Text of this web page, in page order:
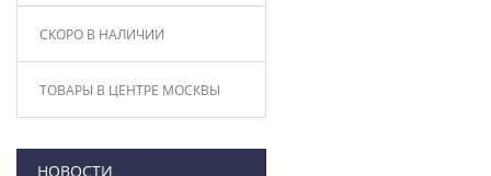
СКОРО В НАЛИЧИИ
ТОВАРЫ В ЦЕНТРЕ МОСКВЫ
НОВОСТИ